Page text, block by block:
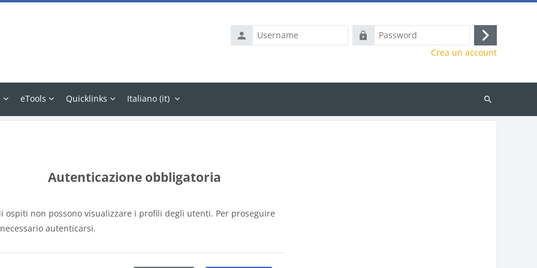
Username
Password
Login
Crea un account
eTools Quicklinks Italiano ‎(it)‎
Cerca
Autenticazione obbligatoria
ospiti non possono visualizzare i profili degli utenti. Per proseguire
autenticarsi.